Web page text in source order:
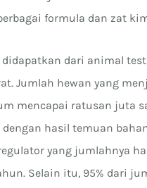
formula dan zat
didapatkan dari animal
Jumlah hewan yang
mencapai ratusan juta
dengan hasil temuan
yang jumlahnya
Selain itu, 95% dari